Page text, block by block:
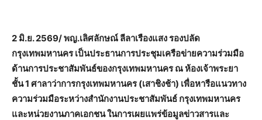
2 มิ.ย.2569/ พญ.เลิศลักษณ์ ลีลาเรืองแสง รองปลัด
กรุงเทพมหานคร เป็นประธานการประชุมเครือข่ายความร่วมมือ
ด้านการประชาสัมพันธ์ของกรุงเทพมหานคร ณ ห้องเจ้าพระยา
ชั้น 1 ศาลาว่าการกรุงเทพมหานคร (เสาชิงช้า) เพื่อหารือแนวทาง
ความร่วมมือระหว่างสำนักงานประชาสัมพันธ์ กรุงเทพมหานคร
และหน่วยงานภาคเอกชน ในการเผยแพร่ข้อมูลข่าวสารและ